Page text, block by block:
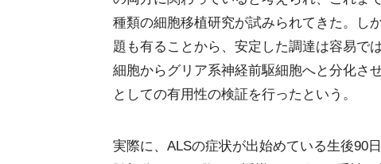
種類の細胞移植研究が試みられてきた。し
題も有ることから、安定した調達は容易で
細胞からグリア系神経前駆細胞へと分化さ
としての有用性の検証を行ったという。
実際に、ALSの症状が出始めている生後90